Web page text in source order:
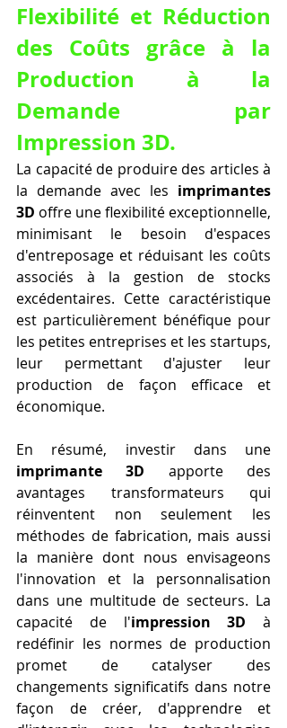
Flexibilité et Réduction
des Coûts grâce à la
Production à la
Demande par
Impression 3D.
La capacité de produire des articles à
la demande avec les imprimantes
3D offre une flexibilité exceptionnelle,
minimisant le besoin d'espaces
d'entreposage et réduisant les coûts
associés à la gestion de stocks
excédentaires. Cette caractéristique
est particulièrement bénéfique pour
les petites entreprises et les startups,
leur permettant d'ajuster leur
production de façon efficace et
économique.
imprimante 3D apporte des
avantages transformateurs qui
réinventent non seulement les
méthodes de fabrication, mais aussi
la manière dont nous envisageons
l'innovation et la personnalisation
dans une multitude de secteurs. La
capacité de l'impression 3D à
redéfinir les normes de production
promet de catalyser des
changements significatifs dans notre
façon de créer, d'apprendre et